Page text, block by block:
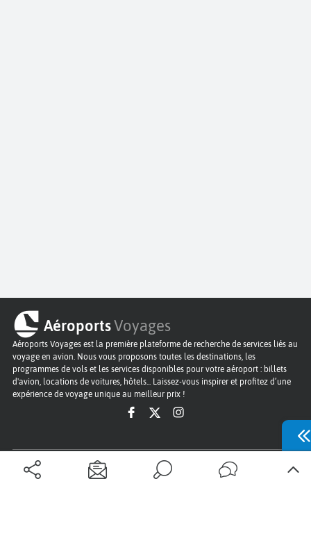
AéroportsVoyages
Aéroports Voyages est la première plateforme de recherche de services liés au
voyage en avion. Nous vous proposons toutes les destinations, les
programmes de vols et les services disponibles pour votre aéroport : billets
d'avion, locations de voitures, hôtels... Laissez-vous inspirer et profitez d’une
expérience de voyage unique au meilleur prix !
Sur Aéroports Voyages